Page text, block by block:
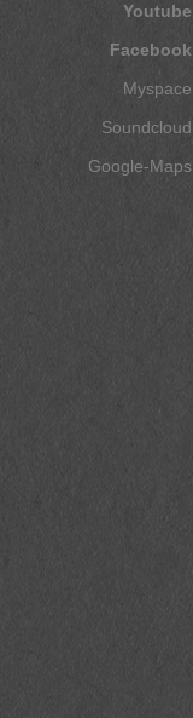
Youtube
Facebook
Myspace
Soundcloud
Google-Maps